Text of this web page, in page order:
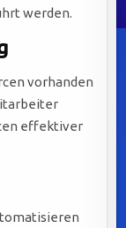
werden.
vorhanden
effektiver